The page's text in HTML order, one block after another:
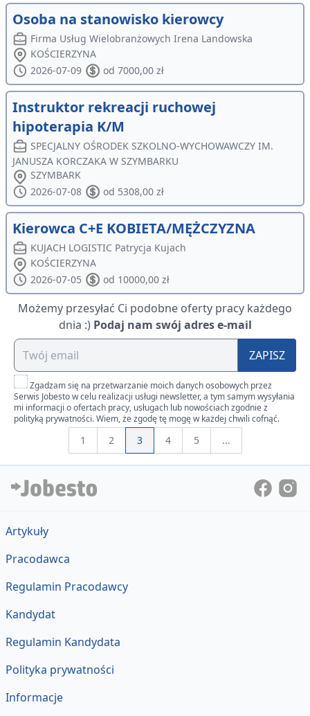
Osoba na stanowisko kierowcy
Firma Usług Wielobranżowych Irena Landowska
KOŚCIERZYNA
2026-07-09
od 7000,00 zł
Instruktor rekreacji ruchowej
hipoterapia K/M
SPECJALNY OŚRODEK SZKOLNO-WYCHOWAWCZY IM.
JANUSZA KORCZAKA W SZYMBARKU
SZYMBARK
2026-07-08
od 5308,00 zł
Kierowca C+E KOBIETA/MĘŻCZYZNA
KUJACH LOGISTIC Patrycja Kujach
KOŚCIERZYNA
2026-07-05
od 10000,00 zł
Możemy przesyłać Ci podobne oferty pracy każdego
dnia :) Podaj nam swój adres e-mail
ZAPISZ
Zgadzam się na przetwarzanie moich danych osobowych przez
Serwis Jobesto w celu realizacji usługi newsletter, a tym samym wysyłania
mi informacji o ofertach pracy, usługach lub nowościach zgodnie z
polityką prywatności. Wiem, że zgodę tę mogę w każdej chwili cofnąć.
1 2 3 4 5 ...
Artykuły
Pracodawca
Regulamin Pracodawcy
Kandydat
Regulamin Kandydata
Polityka prywatności
Informacje